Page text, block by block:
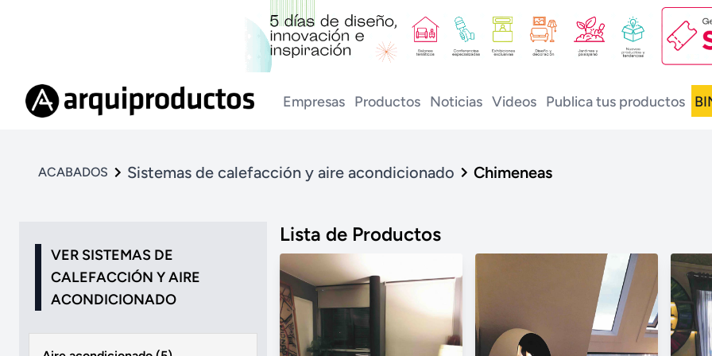
Empresas Productos Noticias Videos Publica tus productos
ACABADOS Sistemas de calefacción y aire acondicionado Chimeneas
VER SISTEMAS DE
CALEFACCIÓN Y AIRE
ACONDICIONADO
Lista de Productos